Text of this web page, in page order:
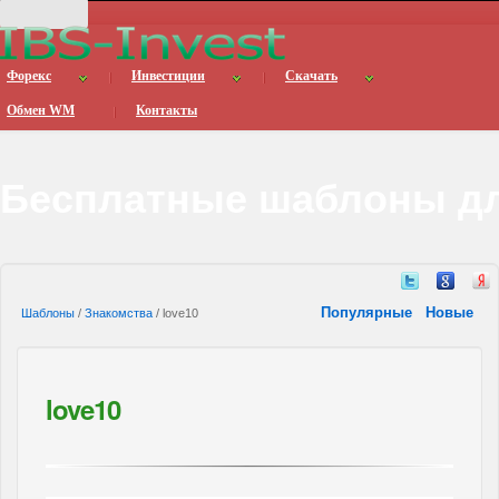
Форекс Инвестиции Скачать
Обмен WM Контакты
Шаблоны / Знакомства / love10 Популярные Новые
love10